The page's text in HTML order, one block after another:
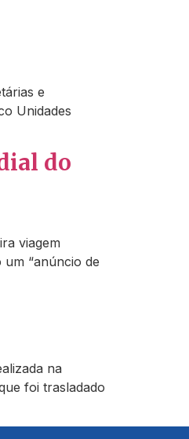
e
Unidades
do
viagem
“anúncio de
na
foi trasladado